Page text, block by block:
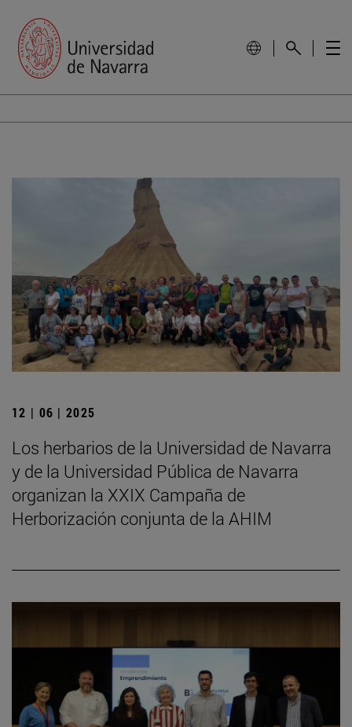
12 | 06 | 2025
Los herbarios de la Universidad de Navarra
y de la Universidad Pública de Navarra
organizan la XXIX Campaña de
Herborización conjunta de la AHIM